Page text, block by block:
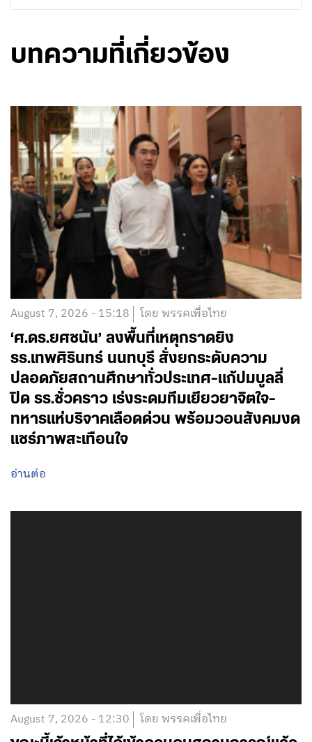
บทความที่เกี่ยวข้อง
August 7, 2026 - 15:18 โดย พรรคเพื่อไทย
‘ศ.ดร.ยศชนัน’ ลงพื้นที่เหตุกราดยิง
รร.เทพศิรินทร์ นนทบุรี สั่งยกระดับความ
ปลอดภัยสถานศึกษาทั่วประเทศ-แก้ปมบูลลี่
ปิด รร.ชั่วคราว เร่งระดมทีมเยียวยาจิตใจ-
ทหารแห่บริจาคเลือดด่วน พร้อมวอนสังคมงด
แชร์ภาพสะเทือนใจ
อ่านต่อ
August 7, 2026 - 12:30 โดย พรรคเพื่อไทย